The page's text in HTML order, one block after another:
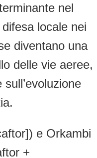
nel
locale nei
diventano una
delle vie aeree,
e Orkambi
+